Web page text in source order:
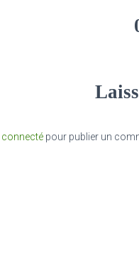
connecté pour publier un